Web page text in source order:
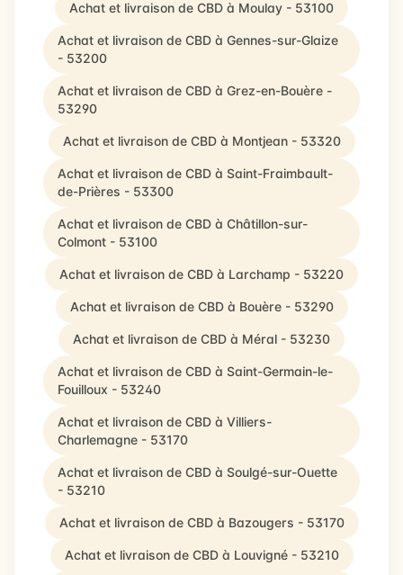
Achat et livraison de CBD à Moulay - 53100
Achat et livraison de CBD à Gennes-sur-Glaize
- 53200
Achat et livraison de CBD à Grez-en-Bouère -
53290
Achat et livraison de CBD à Montjean - 53320
Achat et livraison de CBD à Saint-Fraimbault-
de-Prières - 53300
Achat et livraison de CBD à Châtillon-sur-
Colmont - 53100
Achat et livraison de CBD à Larchamp - 53220
Achat et livraison de CBD à Bouère - 53290
Achat et livraison de CBD à Méral - 53230
Achat et livraison de CBD à Saint-Germain-le-
Fouilloux - 53240
Achat et livraison de CBD à Villiers-
Charlemagne - 53170
Achat et livraison de CBD à Soulgé-sur-Ouette
- 53210
Achat et livraison de CBD à Bazougers - 53170
Achat et livraison de CBD à Louvigné - 53210